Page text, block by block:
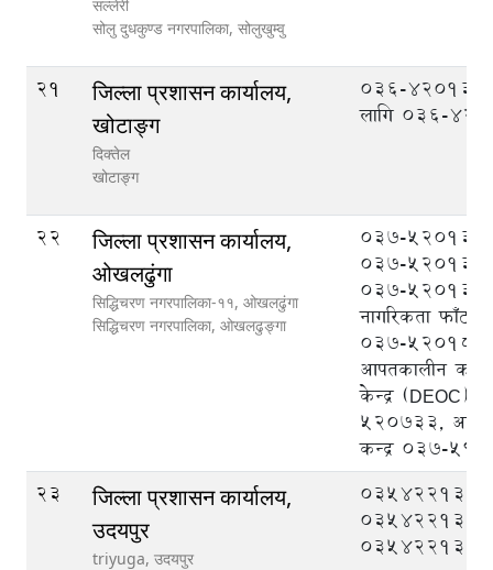
सल्लेरी
सोलु दुधकुण्ड नगरपालिका, सोलुखुम्वु
21
जिल्ला प्रशासन कार्यालय,
खोटाङ्ग
दिक्तेल
खोटाङ्ग
036-420133
लागि 036-
22
जिल्ला प्रशासन कार्यालय,
ओखलढुंगा
सिद्धिचरण नगरपालिका-११, ओखलढुंगा
सिद्धिचरण नगरपालिका, ओखलढुङ्गा
037-520133
037-520131
037-520132
नागरिकता फाँट,
037-520182,
आपतकालीन
केन्द्र
520733,
कन्द्र 037-
23
जिल्ला प्रशासन कार्यालय,
उदयपुर
triyuga, उदयपुर
035422133,
035422131,
035422132